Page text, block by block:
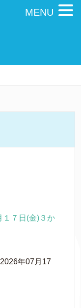
１７日(金)３か
2026年07月17
MENU